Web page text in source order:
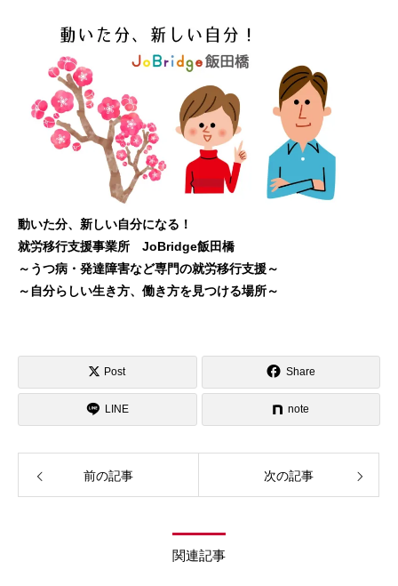
動いた分、新しい自分になる！
就労移行支援事業所 JoBridge飯田橋
～うつ病・発達障害など専門の就労移行支援～
～自分らしい生き方、働き方を見つける場所～
Post Share
LINE note
前の記事 次の記事
関連記事